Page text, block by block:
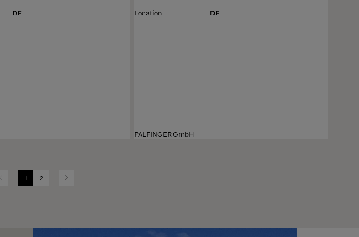
DE
Location
DE
PALFINGER GmbH
Previous 1 2 Next